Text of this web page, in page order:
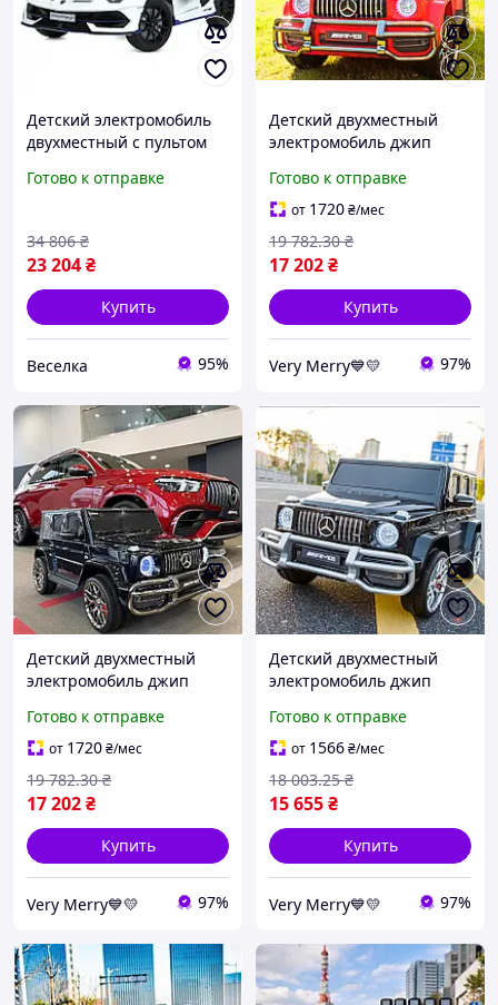
Детский электромобиль
двухместный с пультом
лет с музыкой и светом 60
Готово к отправке
23 204₴
34 806 ₴
Купить
Веселка 95%
Детский двухместный
электромобиль джип
красный цвет)
Готово к отправке
от 1720₴/мес
17 202₴
19 782.30 ₴
Купить
Very Merry💙💛 97%
Детский двухместный
электромобиль джип
черный цвет)
Готово к отправке
от 1720₴/мес
17 202₴
19 782.30 ₴
Купить
Very Merry💙💛 97%
Детский двухместный
электромобиль джип
цвет)
Готово к отправке
от 1566₴/мес
15 655₴
18 003.25 ₴
Купить
Very Merry💙💛 97%